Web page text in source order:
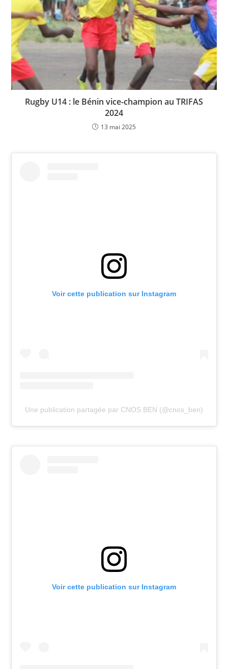
Rugby U14 : le Bénin vice-champion au TRIFAS
2024
13 mai 2025
Voir cette publication sur Instagram
Une publication partagée par CNOS BEN (@cnos_ben)
Voir cette publication sur Instagram